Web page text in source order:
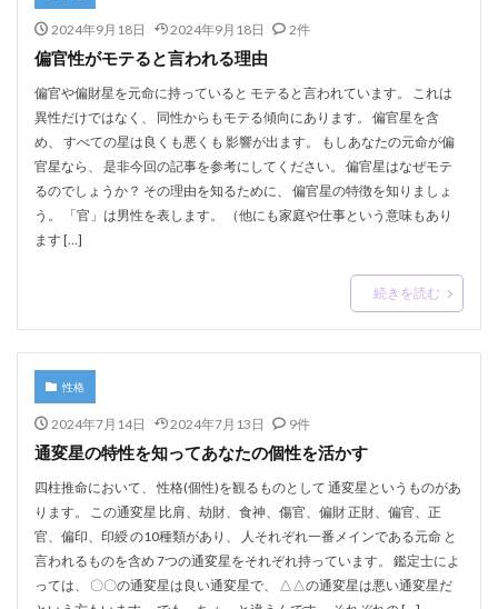
2024年9月18日 2024年9月18日 2件
偏官性がモテると言われる理由
偏官や偏財星を元命に持っていると モテると言われています。 これは
異性だけではなく、 同性からもモテる傾向にあります。 偏官星を含
め、 すべての星は良くも悪くも 影響が出ます。 もしあなたの元命が偏
官星なら、 是非今回の記事を参考にしてください。 偏官星はなぜモテ
るのでしょうか？ その理由を知るために、 偏官星の特徴を知りましょ
う。 「官」は男性を表します。 （他にも家庭や仕事という意味もあり
ます […]
続きを読む
性格
2024年7月14日 2024年7月13日 9件
通変星の特性を知ってあなたの個性を活かす
四柱推命において、 性格(個性)を観るものとして 通変星というものがあ
ります。 この通変星 比肩、劫財、食神、傷官、偏財 正財、偏官、正
官、偏印、印綬 の10種類があり、 人それぞれ一番メインである元命 と
言われるものを含め 7つの通変星をそれぞれ持っています。 鑑定士によ
っては、 〇〇の通変星は良い通変星で、 △△の通変星は悪い通変星だ